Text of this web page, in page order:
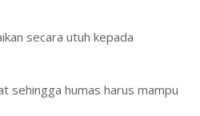
secara utuh kepada
sehingga humas harus mampu